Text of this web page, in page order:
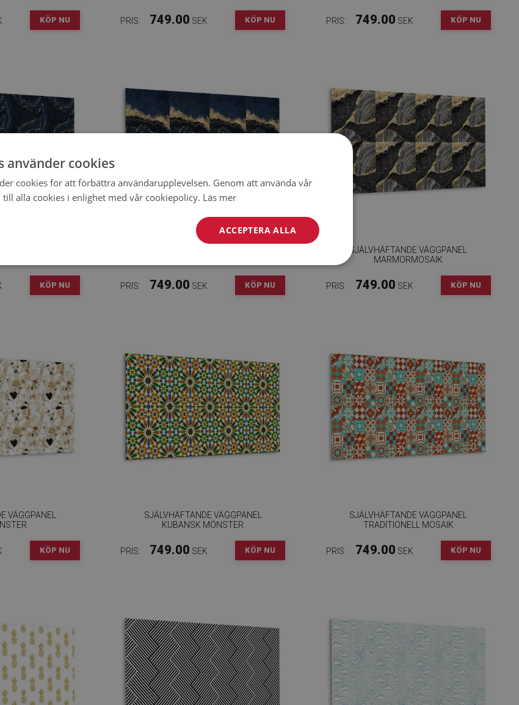
KÖP NU PRIS: 749.00 SEK KÖP NU PRIS: 749.00 SEK KÖP NU
KÖP NU PRIS: 749.00 SEK KÖP NU
SJÄLVHÄFTANDE VÄGGPANEL
MARMORMOSAIK
PRIS: 749.00 SEK KÖP NU
VÄGGPANEL
KÖP NU
SJÄLVHÄFTANDE VÄGGPANEL
KUBANSK MÖNSTER
PRIS: 749.00 SEK KÖP NU
SJÄLVHÄFTANDE VÄGGPANEL
TRADITIONELL MOSAIK
PRIS: 749.00 SEK KÖP NU
använder cookies
cookies för att förbättra användarupplevelsen. Genom att använda vår
alla cookies i enlighet med vår cookiepolicy. Läs mer
ACCEPTERA ALLA